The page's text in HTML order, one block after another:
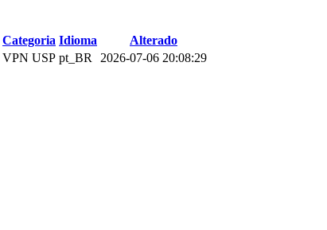
Categoria Idioma
Alterado
VPN USP pt_BR 2026-07-06 20:08:29